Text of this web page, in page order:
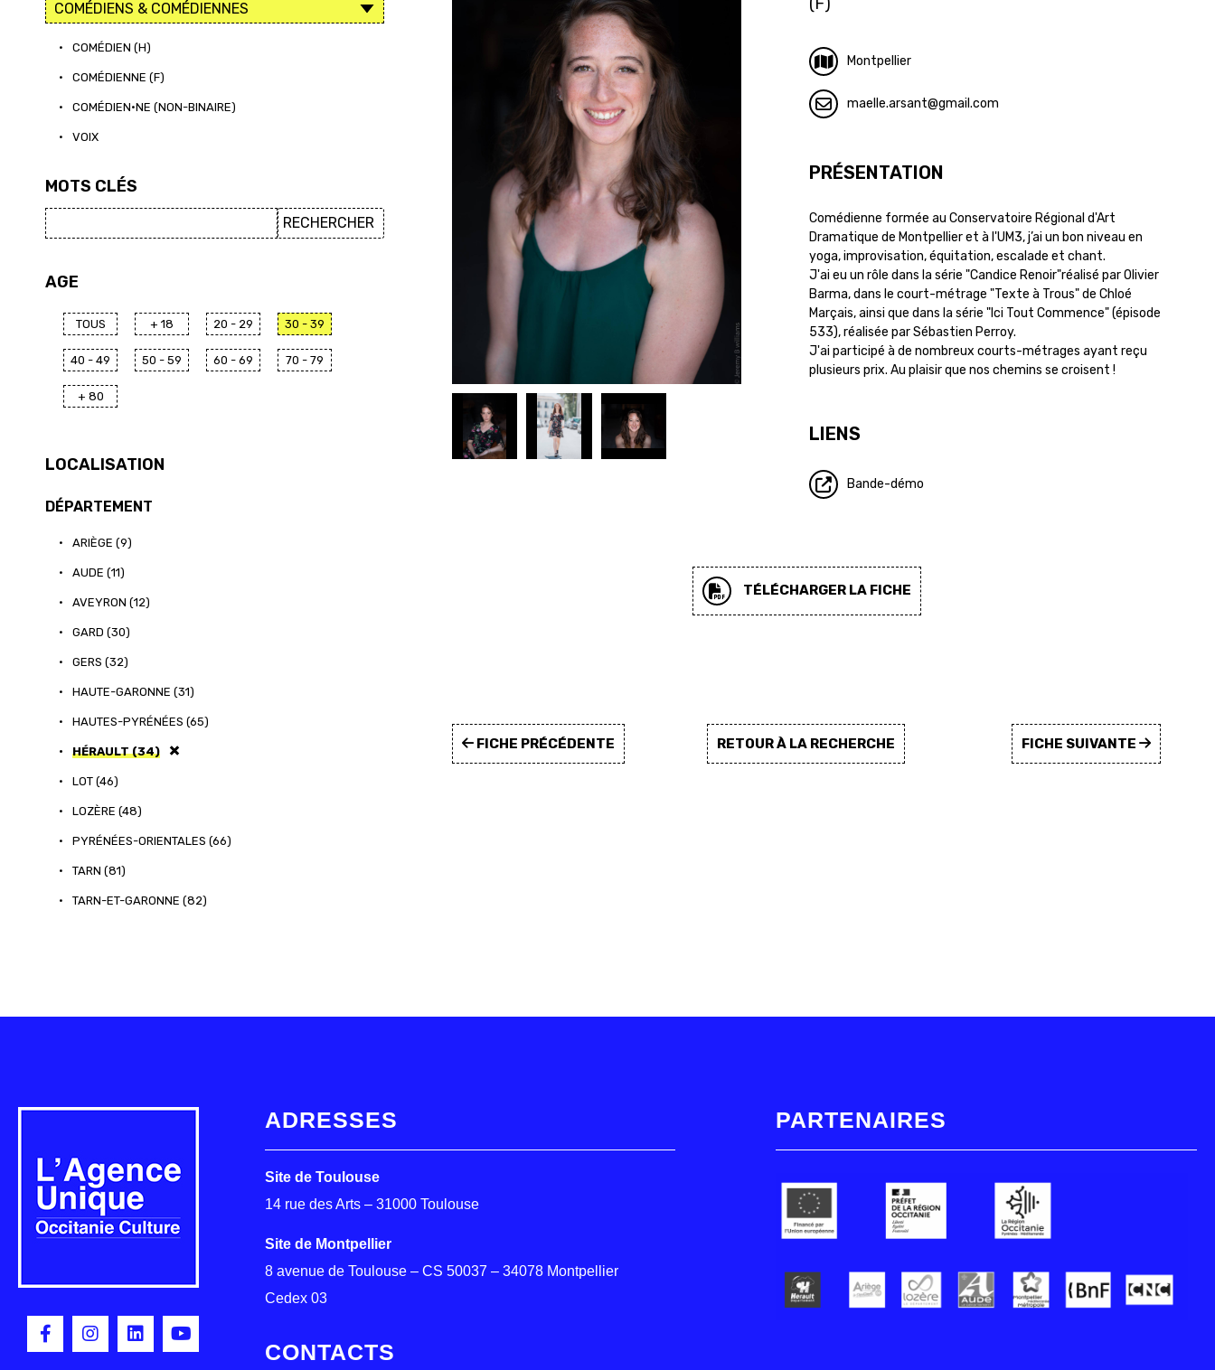
• COMÉDIEN (H)
• COMÉDIENNE (F)
• COMÉDIEN·NE (NON-BINAIRE)
• VOIX
MOTS CLÉS
AGE
TOUS + 18 20 - 29 30 - 39
40 - 49 50 - 59 60 - 69 70 - 79
+ 80
LOCALISATION
DÉPARTEMENT
• ARIÈGE (9)
• AUDE (11)
• AVEYRON (12)
• GARD (30)
• GERS (32)
• HAUTE-GARONNE (31)
• HAUTES-PYRÉNÉES (65)
• HÉRAULT (34)
• LOT (46)
• LOZÈRE (48)
• PYRÉNÉES-ORIENTALES (66)
• TARN (81)
• TARN-ET-GARONNE (82)
Montpellier
maelle.arsant gmail.com
PRÉSENTATION
Comédienne formée au Conservatoire Régional d'Art
Dramatique de Montpellier et à l'UM3, j’ai un bon niveau en
yoga, improvisation, équitation, escalade et chant.
J'ai eu un rôle dans la série "Candice Renoir"réalisé par Olivier
Barma, dans le court-métrage "Texte à Trous" de Chloé
Marçais, ainsi que dans la série "Ici Tout Commence" (épisode
533), réalisée par Sébastien Perroy.
J'ai participé à de nombreux courts-métrages ayant reçu
plusieurs prix. Au plaisir que nos chemins se croisent !
LIENS
Bande-démo
TÉLÉCHARGER LA FICHE
FICHE PRÉCÉDENTE RETOUR À LA RECHERCHE FICHE SUIVANTE
ADRESSES
Site de Toulouse
14 rue des Arts – 31000 Toulouse
Site de Montpellier
8 avenue de Toulouse – CS 50037 – 34078 Montpellier
Cedex 03
CONTACTS
PARTENAIRES